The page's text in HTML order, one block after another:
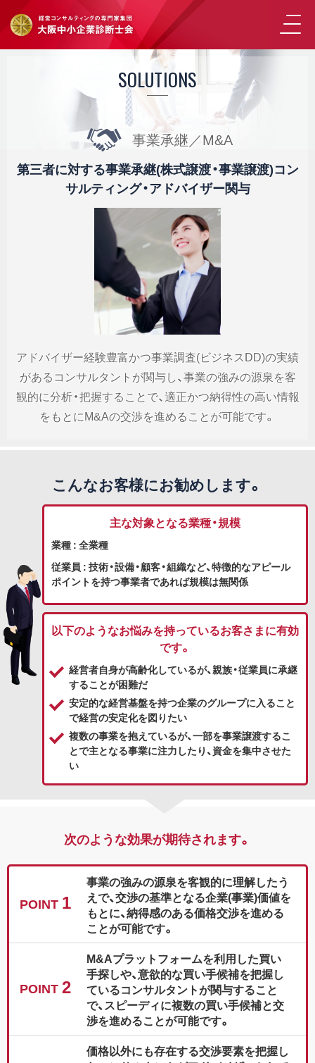
SOLUTIONS
事業承継／M&A
第三者に対する事業承継(株式譲渡・事業譲渡)コン
サルティング・アドバイザー関与
アドバイザー経験豊富かつ事業調査(ビジネスDD)の実績
があるコンサルタントが関与し、事業の強みの源泉を客
観的に分析・把握することで、適正かつ納得性の高い情報
をもとにM&Aの交渉を進めることが可能です。
こんなお客様にお勧めします。
主な対象となる業種・規模
業種 : 全業種
従業員 : 技術・設備・顧客・組織など、特徴的なアピール
ポイントを持つ事業者であれば規模は無関係
以下のようなお悩みを持っているお客さまに有効
です。
経営者自身が高齢化しているが、親族・従業員に承継
することが困難だ
安定的な経営基盤を持つ企業のグループに入ること
で経営の安定化を図りたい
複数の事業を抱えているが、一部を事業譲渡するこ
とで主となる事業に注力したり、資金を集中させた
い
次のような効果が期待されます。
POINT 1
事業の強みの源泉を客観的に理解したう
えで、交渉の基準となる企業(事業)価値を
もとに、納得感のある価格交渉を進める
ことが可能です。
POINT2
M&Aプラットフォームを利用した買い
手探しや、意欲的な買い手候補を把握し
ているコンサルタントが関与すること
で、スピーディに複数の買い手候補と交
渉を進めることが可能です。
価格以外にも存在する交渉要素を把握し